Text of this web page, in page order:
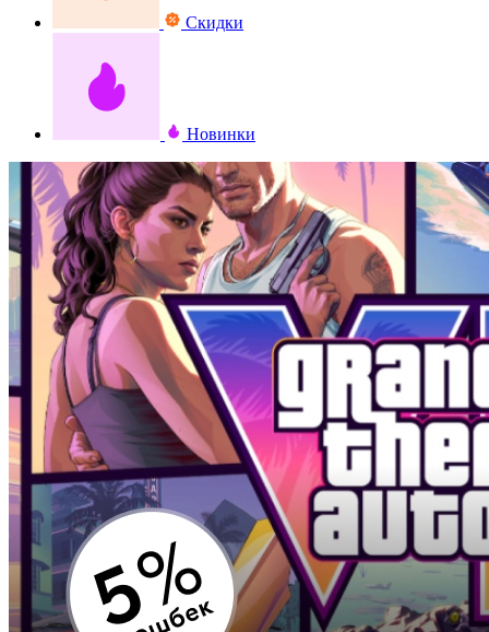
Скидки
Новинки